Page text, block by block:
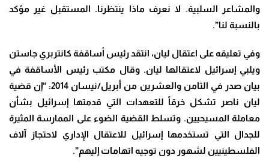
والمشاعر السلبية. لا نعرف ماذا ينتظرنا. المستقبل غير مؤكد
بالنسبة لنا”.
وفي تعليقه على اعتقال ليان، انتقد رئيس أساقفة كانتربري جاستن
ويلبي إسرائيل لاعتقالها ليان. وقال مكتب رئيس الأساقفة في
بيان صدر في الثامن والعشرين من أبريل/نيسان 2014: “إن قضية
ليان ناصر تشكل خرقاً للتعهدات التي قدمتها إسرائيل بشأن
معاملة المسيحيين. وتسلط القضية الضوء على الممارسة المثيرة
للجدال التي تستخدمها إسرائيل للاعتقال الإداري لاحتجاز آلاف
الفلسطينيين لشهور دون توجيه اتهامات إليهم”.